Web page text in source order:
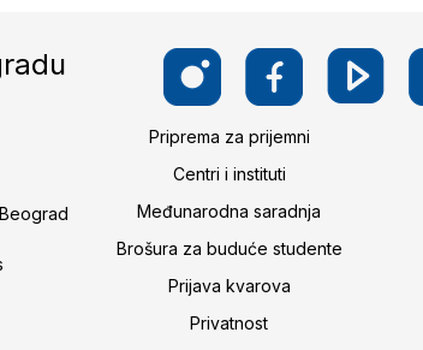
Priprema za prijemni
Centri i instituti
Međunarodna saradnja
Brošura za buduće studente
Prijava kvarova
Privatnost